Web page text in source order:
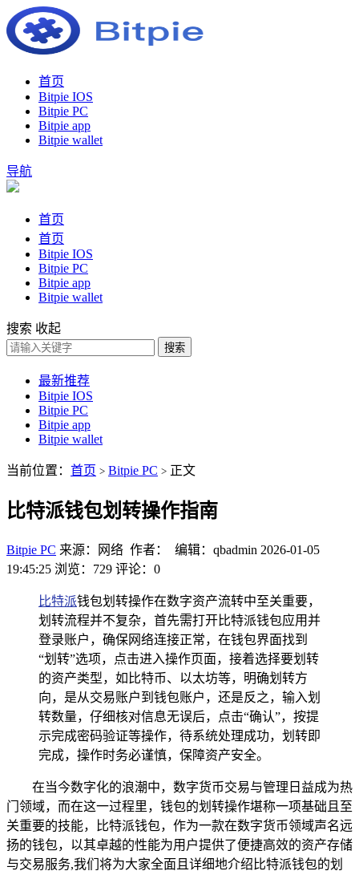
首页
Bitpie IOS
Bitpie PC
Bitpie app
Bitpie wallet
导航
首页
首页
Bitpie IOS
Bitpie PC
Bitpie app
Bitpie wallet
搜索 收起
搜索
最新推荐
Bitpie IOS
Bitpie PC
Bitpie app
Bitpie wallet
当前位置： 首页 > Bitpie PC > 正文
比特派钱包划转操作指南
Bitpie PC 来源：网络 作者： 编辑：qbadmin 2026-01-05
19:45:25 浏览：729 评论：0
比特派钱包划转操作在数字资产流转中至关重要，
划转流程并不复杂，首先需打开比特派钱包应用并
登录账户，确保网络连接正常，在钱包界面找到
“划转”选项，点击进入操作页面，接着选择要划转
的资产类型，如比特币、以太坊等，明确划转方
向，是从交易账户到钱包账户，还是反之，输入划
转数量，仔细核对信息无误后，点击“确认”，按提
示完成密码验证等操作，待系统处理成功，划转即
完成，操作时务必谨慎，保障资产安全。
在当今数字化的浪潮中，数字货币交易与管理日益成为热
门领域，而在这一过程里，钱包的划转操作堪称一项基础且至
关重要的技能，比特派钱包，作为一款在数字货币领域声名远
扬的钱包，以其卓越的性能为用户提供了便捷高效的资产存储
与交易服务,我们将为大家全面且详细地介绍比特派钱包的划